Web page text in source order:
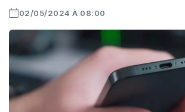
02/05/2024 À 08:00